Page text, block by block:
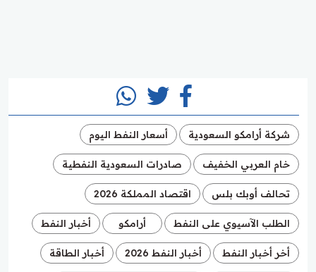
شركة أرامكو السعودية أسعار النفط اليوم
خام العربي الخفيف صادرات السعودية النفطية
تحالف أوبك بلس اقتصاد المملكة 2026
الطلب الآسيوي على النفط أرامكو أخبار النفط
أخر أخبار النفط أخبار النفط 2026 أخبار الطاقة